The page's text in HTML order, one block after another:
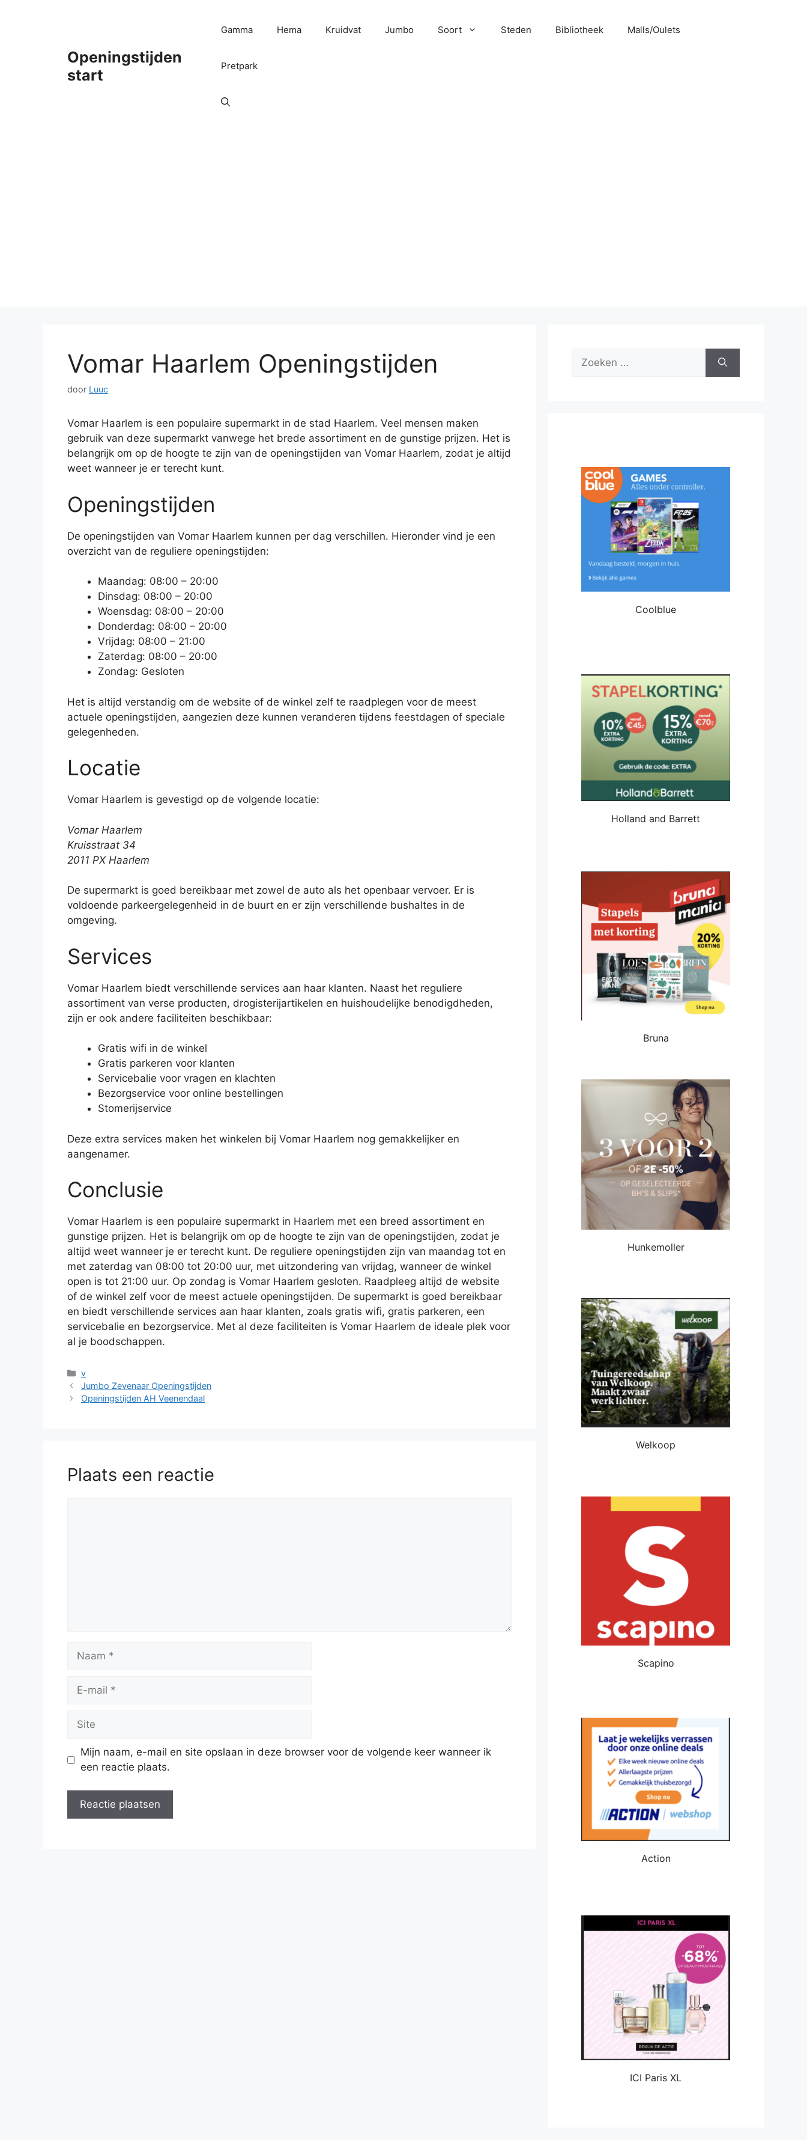
Openingstijden
start
Gamma Hema Kruidvat Jumbo Soort Steden Bibliotheek Malls/Oulets
Pretpark
Vomar Haarlem Openingstijden
door Luuc
Vomar Haarlem is een populaire supermarkt in de stad Haarlem. Veel mensen maken
gebruik van deze supermarkt vanwege het brede assortiment en de gunstige prijzen. Het is
belangrijk om op de hoogte te zijn van de openingstijden van Vomar Haarlem, zodat je altijd
weet wanneer je er terecht kunt.
Openingstijden
De openingstijden van Vomar Haarlem kunnen per dag verschillen. Hieronder vind je een
overzicht van de reguliere openingstijden:
Maandag: 08:00 – 20:00
Dinsdag: 08:00 – 20:00
Woensdag: 08:00 – 20:00
Donderdag: 08:00 – 20:00
Vrijdag: 08:00 – 21:00
Zaterdag: 08:00 – 20:00
Zondag: Gesloten
Het is altijd verstandig om de website of de winkel zelf te raadplegen voor de meest
actuele openingstijden, aangezien deze kunnen veranderen tijdens feestdagen of speciale
gelegenheden.
Locatie
Vomar Haarlem is gevestigd op de volgende locatie:
Vomar Haarlem
Kruisstraat 34
2011 PX Haarlem
De supermarkt is goed bereikbaar met zowel de auto als het openbaar vervoer. Er is
voldoende parkeergelegenheid in de buurt en er zijn verschillende bushaltes in de
omgeving.
Services
Vomar Haarlem biedt verschillende services aan haar klanten. Naast het reguliere
assortiment van verse producten, drogisterijartikelen en huishoudelijke benodigdheden,
zijn er ook andere faciliteiten beschikbaar:
Gratis wifi in de winkel
Gratis parkeren voor klanten
Servicebalie voor vragen en klachten
Bezorgservice voor online bestellingen
Stomerijservice
Deze extra services maken het winkelen bij Vomar Haarlem nog gemakkelijker en
aangenamer.
Conclusie
Vomar Haarlem is een populaire supermarkt in Haarlem met een breed assortiment en
gunstige prijzen. Het is belangrijk om op de hoogte te zijn van de openingstijden, zodat je
altijd weet wanneer je er terecht kunt. De reguliere openingstijden zijn van maandag tot en
met zaterdag van 08:00 tot 20:00 uur, met uitzondering van vrijdag, wanneer de winkel
open is tot 21:00 uur. Op zondag is Vomar Haarlem gesloten. Raadpleeg altijd de website
of de winkel zelf voor de meest actuele openingstijden. De supermarkt is goed bereikbaar
en biedt verschillende services aan haar klanten, zoals gratis wifi, gratis parkeren, een
servicebalie en bezorgservice. Met al deze faciliteiten is Vomar Haarlem de ideale plek voor
al je boodschappen.
Categorieën
v
Jumbo Zevenaar Openingstijden
Openingstijden AH Veenendaal
Plaats een reactie
Naam
Site
Mijn naam, e-mail en site opslaan in deze browser voor de volgende keer wanneer ik
een reactie plaats.
Zoek
Coolblue
Holland and Barrett
Bruna
Hunkemoller
Welkoop
Scapino
Action
ICI Paris XL